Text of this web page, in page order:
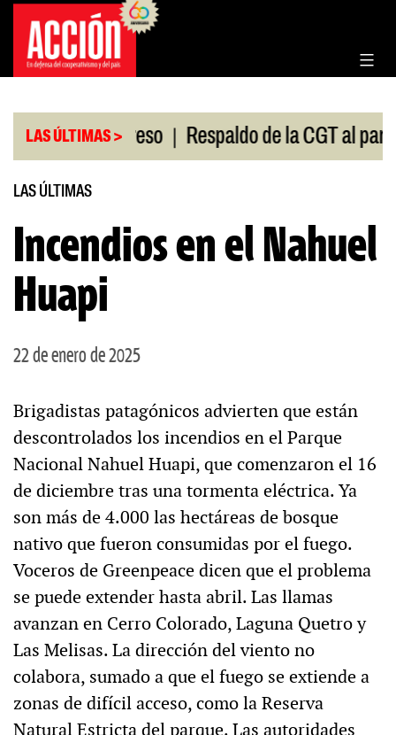
Saltar
contenido
LAS ÚLTIMAS >
en el Congreso | Respaldo de la CGT al paro
LAS ÚLTIMAS
Incendios en el Nahuel
Huapi
22 de enero de 2025
Brigadistas patagónicos advierten que están
descontrolados los incendios en el Parque
Nacional Nahuel Huapi, que comenzaron el 16
de diciembre tras una tormenta eléctrica. Ya
son más de 4.000 las hectáreas de bosque
nativo que fueron consumidas por el fuego.
Voceros de Greenpeace dicen que el problema
se puede extender hasta abril. Las llamas
avanzan en Cerro Colorado, Laguna Quetro y
Las Melisas. La dirección del viento no
colabora, sumado a que el fuego se extiende a
zonas de difícil acceso, como la Reserva
Natural Estricta del parque. Las autoridades